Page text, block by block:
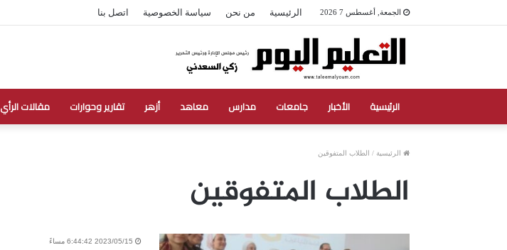
الجمعة, أغسطس 7 2026 الرئيسية من نحن سياسة الخصوصية اتصل بنا
الرئيسية الأخبار جامعات مدارس معاهد أزهر تقارير وحوارات مقالات الرأي
الرئيسية / الطلاب المتفوقين
الطلاب المتفوقين
2023/05/15 6:44:42 مساءً